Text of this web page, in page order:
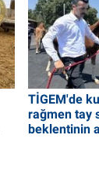
TİGEM'de
rağmen tay
beklentinin